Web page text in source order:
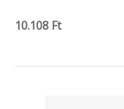
10.108 Ft